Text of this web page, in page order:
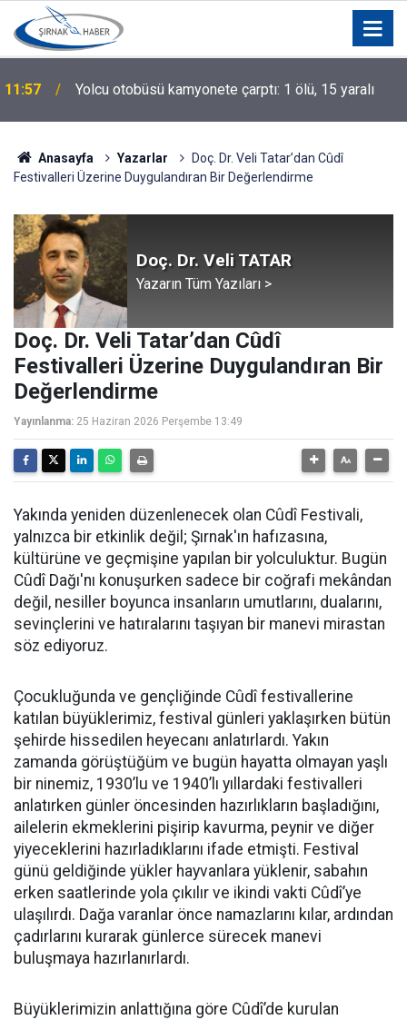
11:57 Yolcu otobüsü kamyonete çarptı: 1 ölü, 15 yaralı
Anasayfa Yazarlar
Doç. Dr. Veli Tatar’dan Cûdî
Festivalleri Üzerine Duygulandıran Bir Değerlendirme
Doç. Dr. Veli TATAR
Yazarın Tüm Yazıları >
Doç. Dr. Veli Tatar’dan Cûdî
Festivalleri Üzerine Duygulandıran Bir
Değerlendirme
Yayınlanma: 25 Haziran 2026 Perşembe 13:49
Yakında yeniden düzenlenecek olan Cûdî Festivali,
yalnızca bir etkinlik değil; Şırnak'ın hafızasına,
kültürüne ve geçmişine yapılan bir yolculuktur. Bugün
Cûdî Dağı'nı konuşurken sadece bir coğrafi mekândan
değil, nesiller boyunca insanların umutlarını, dualarını,
sevinçlerini ve hatıralarını taşıyan bir manevi mirastan
söz ediyoruz.
Çocukluğunda ve gençliğinde Cûdî festivallerine
katılan büyüklerimiz, festival günleri yaklaşırken bütün
şehirde hissedilen heyecanı anlatırlardı. Yakın
zamanda görüştüğüm ve bugün hayatta olmayan yaşlı
bir ninemiz, 1930’lu ve 1940’lı yıllardaki festivalleri
anlatırken günler öncesinden hazırlıkların başladığını,
ailelerin ekmeklerini pişirip kavurma, peynir ve diğer
yiyeceklerini hazırladıklarını ifade etmişti. Festival
günü geldiğinde yükler hayvanlara yüklenir, sabahın
erken saatlerinde yola çıkılır ve ikindi vakti Cûdî’ye
ulaşılırdı. Dağa varanlar önce namazlarını kılar, ardından
çadırlarını kurarak günlerce sürecek manevi
buluşmaya hazırlanırlardı.
Büyüklerimizin anlattığına göre Cûdî’de kurulan